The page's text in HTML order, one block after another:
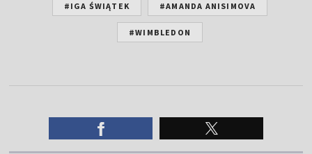
#IGA ŚWIĄTEK #AMANDA ANISIMOVA
#WIMBLEDON